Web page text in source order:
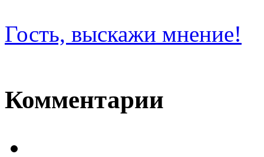
Гость, выскажи мнение!
Комментарии